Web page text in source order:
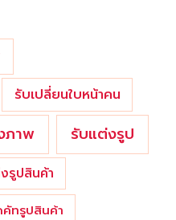
รับเปลี่ยนใบหน้าคน
ภาพ รับแต่งรูป
รูปสินค้า
คัทรูปสินค้า